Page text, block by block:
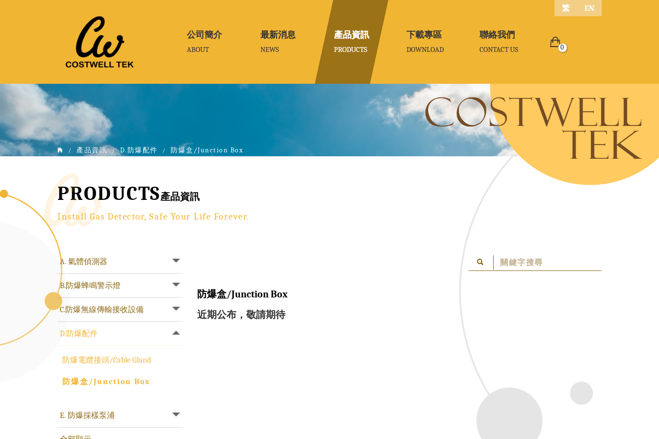
繁 EN
公司簡介
ABOUT
公司簡介
ABOUT
最新消息
NEWS
最新消息
NEWS
產品資訊
PRODUCTS
產品資訊
PRODUCTS
下載專區
DOWNLOAD
下載專區
DOWNLOAD
聯絡我們
CONTACT US
聯絡我們
CONTACT US 0
/ 產品資訊 / D.防爆配件 / 防爆盒/Junction Box
PRODUCTS產品資訊
Install Gas Detector, Safe Your Life Forever.
A. 氣體偵測器
B.防爆蜂鳴警示燈
C.防爆無線傳輸接收設備
D.防爆配件
防爆電纜接頭/Cable Gland
防爆盒/Junction Box
E. 防爆採樣泵浦
防爆盒/Junction Box
近期公布，敬請期待